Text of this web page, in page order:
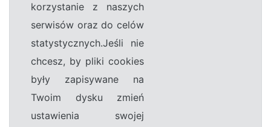
korzystanie z naszych
serwisów oraz do celów
statystycznych.Jeśli nie
chcesz, by pliki cookies
były zapisywane na
Twoim dysku zmień
ustawienia swojej